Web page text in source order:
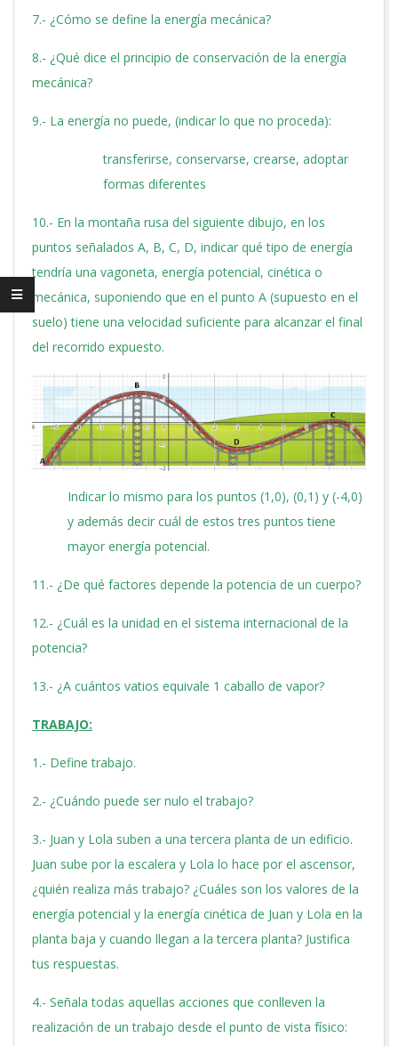
7.- ¿Cómo se define la energía mecánica?
8.- ¿Qué dice el principio de conservación de la energía
mecánica?
9.- La energía no puede, (indicar lo que no proceda):
transferirse, conservarse, crearse, adoptar
formas diferentes
10.- En la montaña rusa del siguiente dibujo, en los
puntos señalados A, B, C, D, indicar qué tipo de energía
tendría una vagoneta, energía potencial, cinética o
mecánica, suponiendo que en el punto A (supuesto en el
suelo) tiene una velocidad suficiente para alcanzar el final
del recorrido expuesto.
Indicar lo mismo para los puntos (1,0), (0,1) y (-4,0)
y además decir cuál de estos tres puntos tiene
mayor energía potencial.
11.- ¿De qué factores depende la potencia de un cuerpo?
12.- ¿Cuál es la unidad en el sistema internacional de la
potencia?
13.- ¿A cuántos vatios equivale 1 caballo de vapor?
TRABAJO:
1.- Define trabajo.
2.- ¿Cuándo puede ser nulo el trabajo?
3.- Juan y Lola suben a una tercera planta de un edificio.
Juan sube por la escalera y Lola lo hace por el ascensor,
¿quién realiza más trabajo? ¿Cuáles son los valores de la
energía potencial y la energía cinética de Juan y Lola en la
planta baja y cuando llegan a la tercera planta? Justifica
tus respuestas.
4.- Señala todas aquellas acciones que conlleven la
realización de un trabajo desde el punto de vista físico: